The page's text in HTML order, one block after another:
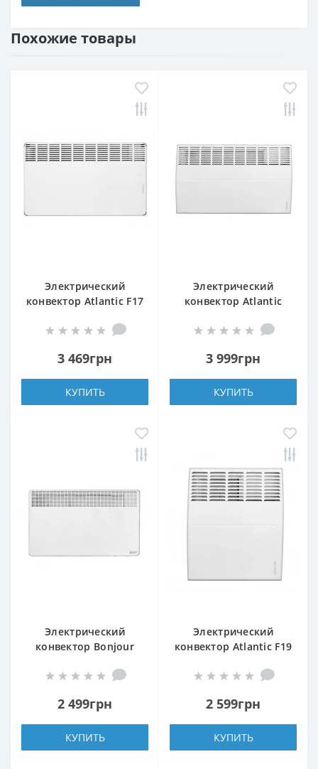
Похожие товары
Электрический
конвектор Atlantic F17
Meca/M 2000W
3 469грн
КУПИТЬ
Электрический
конвектор Atlantic
2000W
3 999грн
КУПИТЬ
Электрический
конвектор Bonjour
2 499грн
КУПИТЬ
Электрический
конвектор Atlantic F19
2 599грн
КУПИТЬ